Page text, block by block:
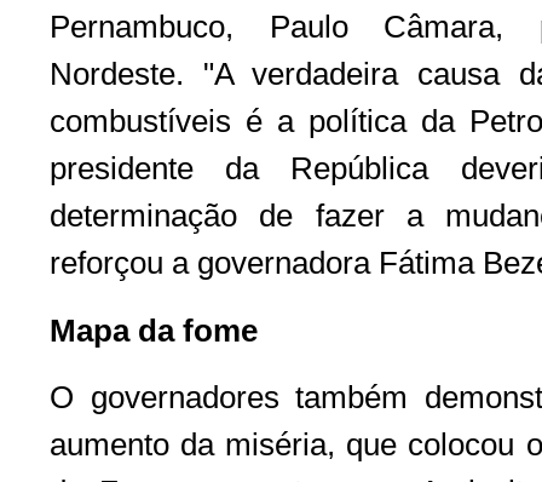
Pernambuco, Paulo Câmara,
Nordeste. "A verdadeira causa
combustíveis é a política da
presidente da República
determinação de fazer a
reforçou a governadora Fátima
Mapa da fome
O governadores também
aumento da miséria, que colocou